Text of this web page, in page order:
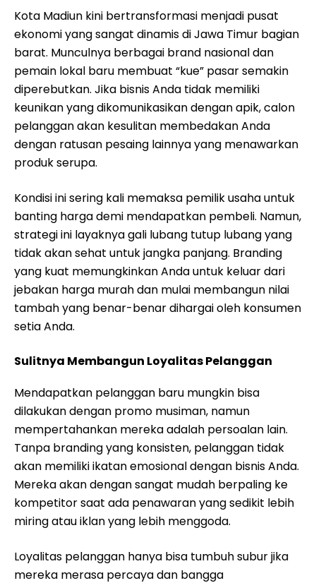
Kota Madiun kini bertransformasi menjadi pusat
ekonomi yang sangat dinamis di Jawa Timur bagian
barat. Munculnya berbagai brand nasional dan
pemain lokal baru membuat “kue” pasar semakin
diperebutkan. Jika bisnis Anda tidak memiliki
keunikan yang dikomunikasikan dengan apik, calon
pelanggan akan kesulitan membedakan Anda
dengan ratusan pesaing lainnya yang menawarkan
produk serupa.
Kondisi ini sering kali memaksa pemilik usaha untuk
banting harga demi mendapatkan pembeli. Namun,
strategi ini layaknya gali lubang tutup lubang yang
tidak akan sehat untuk jangka panjang. Branding
yang kuat memungkinkan Anda untuk keluar dari
jebakan harga murah dan mulai membangun nilai
tambah yang benar-benar dihargai oleh konsumen
setia Anda.
Sulitnya Membangun Loyalitas Pelanggan
Mendapatkan pelanggan baru mungkin bisa
dilakukan dengan promo musiman, namun
mempertahankan mereka adalah persoalan lain.
Tanpa branding yang konsisten, pelanggan tidak
akan memiliki ikatan emosional dengan bisnis Anda.
Mereka akan dengan sangat mudah berpaling ke
kompetitor saat ada penawaran yang sedikit lebih
miring atau iklan yang lebih menggoda.
Loyalitas pelanggan hanya bisa tumbuh subur jika
mereka merasa percaya dan bangga